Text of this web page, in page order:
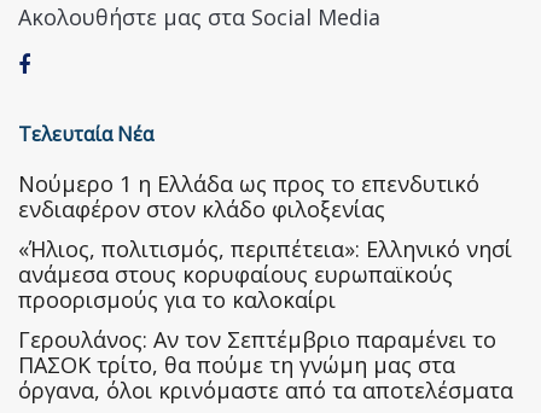
Ακολουθήστε μας στα Social Media
Τελευταία Νέα
Nούμερο 1 η Ελλάδα ως προς το επενδυτικό
ενδιαφέρον στον κλάδο φιλοξενίας
«Ήλιος, πολιτισμός, περιπέτεια»: Ελληνικό νησί
ανάμεσα στους κορυφαίους ευρωπαϊκούς
προορισμούς για το καλοκαίρι
Γερουλάνος: Αν τον Σεπτέμβριο παραμένει το
ΠΑΣΟΚ τρίτο, θα πούμε τη γνώμη μας στα
όργανα, όλοι κρινόμαστε από τα αποτελέσματα